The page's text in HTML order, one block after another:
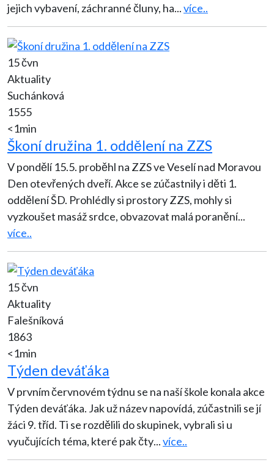
jejich vybavení, záchranné čluny, ha...více..
15 čvn
Aktuality
Suchánková
1555
<1min
Škoní družina 1. oddělení na ZZS
V pondělí 15.5. proběhl na ZZS ve Veselí nad Moravou
Den otevřených dveří. Akce se zúčastnily i děti 1.
oddělení ŠD. Prohlédly si prostory ZZS, mohly si
vyzkoušet masáž srdce, obvazovat malá poranění...
více..
15 čvn
Aktuality
Falešníková
1863
<1min
Týden deváťáka
V prvním červnovém týdnu se na naší škole konala akce
Týden deváťáka. Jak už název napovídá, zúčastnili se jí
žáci 9. tříd. Ti se rozdělili do skupinek, vybrali si u
vyučujících téma, které pak čty...více..